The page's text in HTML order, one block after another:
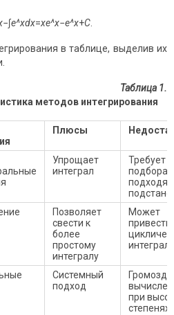
−∫e^xdx=xe^x−e^x+C.
в таблице, выделив их
Таблица 1.
методов интегрирования
Плюсы
Упрощает
интеграл
Требует
подбора
Позволяет
свести к
более
простому
интегралу
Может
привести
Системный
подход
при
степенях